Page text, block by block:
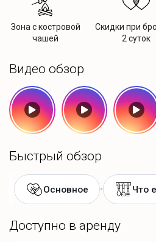
Зона с костровой
чашей
Скидки при
2 суток
Видео обзор
Быстрый обзор
Основное • Что
Доступно в аренду